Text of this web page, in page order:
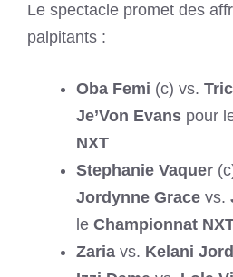
Le spectacle promet des
palpitants :
Oba Femi (c) vs.
Je’Von Evans pour
NXT
Stephanie Vaquer
Jordynne Grace vs.
le Championnat
Zaria vs. Kelani